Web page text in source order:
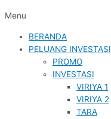
Menu
BERANDA
PELUANG INVESTASI
PROMO
INVESTASI
VIRIYA 1
VIRIYA 2
TARA